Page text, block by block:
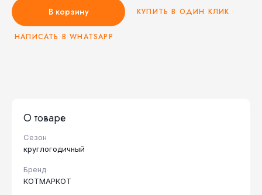
В корзину КУПИТЬ В ОДИН КЛИК
НАПИСАТЬ В WHATSAPP
О товаре
Сезон
круглогодичный
Бренд
КОТМАРКОТ